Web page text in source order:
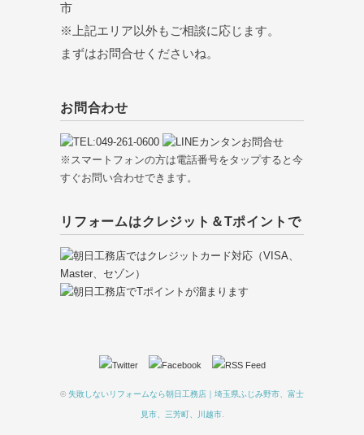
市
※上記エリア以外もご相談に応じます。
まずはお問合せくださいね。
お問合わせ
※スマートフォンの方は電話番号をタップすると今
すぐお問い合わせできます。
リフォームはクレジット＆Tポイントで
© 失敗しないリフォームなら朝日工務店｜埼玉県ふじみ野市、富士
見市、三芳町、川越市.